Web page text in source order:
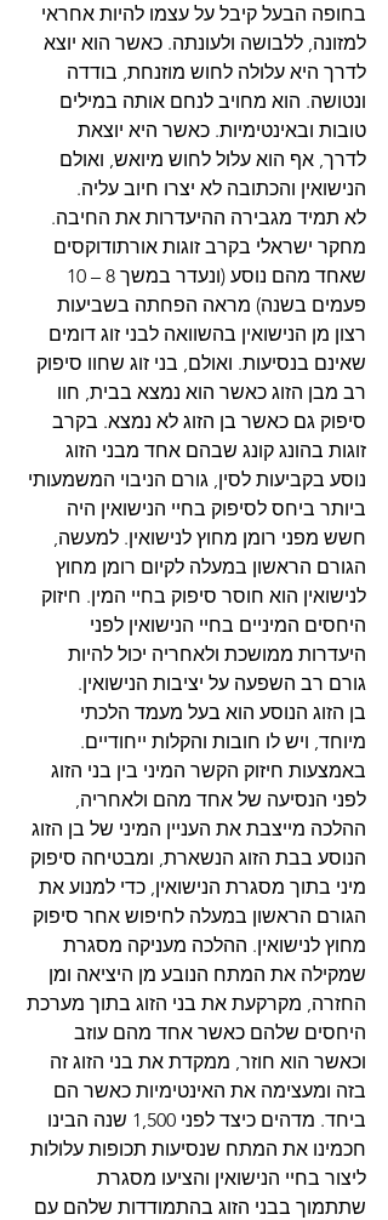
בחופה הבעל קיבל על עצמו להיות אחראי
למזונה, ללבושה ולעונתה. כאשר הוא יוצא
לדרך היא עלולה לחוש מוזנחת, בודדה
ונטושה. הוא מחויב לנחם אותה במילים
טובות ובאינטימיות. כאשר היא יוצאת
לדרך, אף הוא עלול לחוש מיואש, ואולם
הנישואין והכתובה לא יצרו חיוב עליה.
לא תמיד מגבירה ההיעדרות את החיבה.
מחקר ישראלי בקרב זוגות אורתודוקסים
פעמים בשנה) מראה הפחתה בשביעות
רצון מן הנישואין בהשוואה לבני זוג דומים
שאינם בנסיעות. ואולם, בני זוג שחוו סיפוק
רב מבן הזוג כאשר הוא נמצא בבית, חוו
סיפוק גם כאשר בן הזוג לא נמצא. בקרב
זוגות בהונג קונג שבהם אחד מבני הזוג
נוסע בקביעות לסין, גורם הניבוי המשמעותי
ביותר ביחס לסיפוק בחיי הנישואין היה
חשש מפני רומן מחוץ לנישואין. למעשה,
הגורם הראשון במעלה לקיום רומן מחוץ
לנישואין הוא חוסר סיפוק בחיי המין. חיזוק
היחסים המיניים בחיי הנישואין לפני
היעדרות ממושכת ולאחריה יכול להיות
גורם רב השפעה על יציבות הנישואין.
בן הזוג הנוסע הוא בעל מעמד הלכתי
מיוחד, ויש לו חובות והקלות ייחודיים.
באמצעות חיזוק הקשר המיני בין בני הזוג
לפני הנסיעה של אחד מהם ולאחריה,
ההלכה מייצבת את העניין המיני של בן הזוג
הנוסע בבת הזוג הנשארת, ומבטיחה סיפוק
מיני בתוך מסגרת הנישואין, כדי למנוע את
הגורם הראשון במעלה לחיפוש אחר סיפוק
מחוץ לנישואין. ההלכה מעניקה מסגרת
שמקילה את המתח הנובע מן היציאה ומן
החזרה, מקרקעת את בני הזוג בתוך מערכת
היחסים שלהם כאשר אחד מהם עוזב
וכאשר הוא חוזר, ממקדת את בני הזוג זה
בזה ומעצימה את האינטימיות כאשר הם
ביחד. מדהים כיצד לפני 1,500 שנה הבינו
חכמינו את המתח שנסיעות תכופות עלולות
ליצור בחיי הנישואין והציעו מסגרת
שתתמוך בבני הזוג בהתמודדות שלהם עם